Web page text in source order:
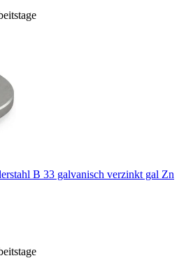
B 33 galvanisch verzinkt gal Zn